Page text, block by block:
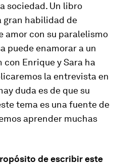
sociedad. Un libro
gran habilidad de
amor con su paralelismo
puede enamorar a un
Enrique y Sara ha
la entrevista en
duda es de que su
tema es una fuente de
aprender muchas
de escribir este